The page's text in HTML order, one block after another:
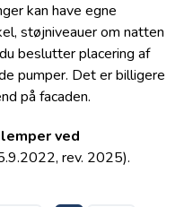
kan have egne
støjniveauer om natten
beslutter placering af
pumper. Det er billigere
på facaden.
ved
rev. 2025).